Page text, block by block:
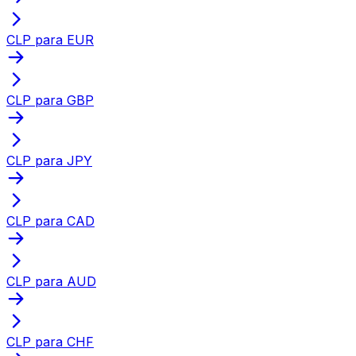
CLP para EUR
CLP para GBP
CLP para JPY
CLP para CAD
CLP para AUD
CLP para CHF